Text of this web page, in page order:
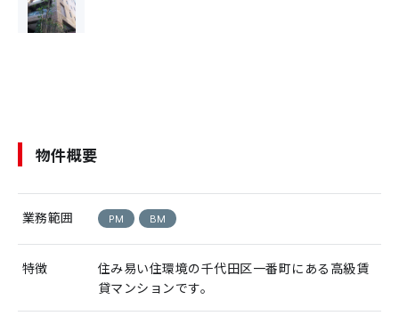
物件概要
業務範囲 PM BM
特徴
住み易い住環境の千代田区一番町にある高級賃
貸マンションです。